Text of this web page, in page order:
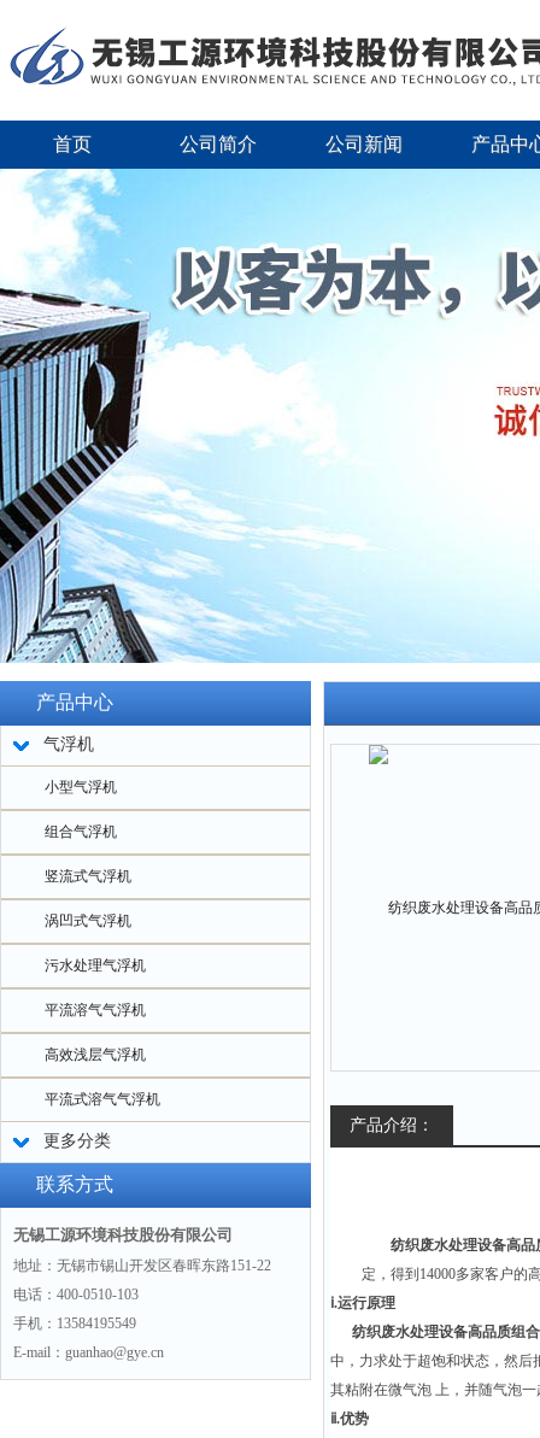
首页 公司简介 公司新闻 产品中
产品中心
气浮机
小型气浮机
组合气浮机
竖流式气浮机
涡凹式气浮机
污水处理气浮机
平流溶气气浮机
高效浅层气浮机
平流式溶气气浮机
更多分类
联系方式
无锡工源环境科技股份有限公司
地址：无锡市锡山开发区春晖东路151-22
电话：400-0510-103
手机：13584195549
E-mail：guanhao@gye.cn
产品介绍：
纺织废水处理设备高品
定，得到14000多家客户的
ⅰ.运行原理
纺织废水处理设备高品质组
中，力求处于超饱和状态，然后
其粘附在微气泡 上，并随气泡
ⅱ.优势